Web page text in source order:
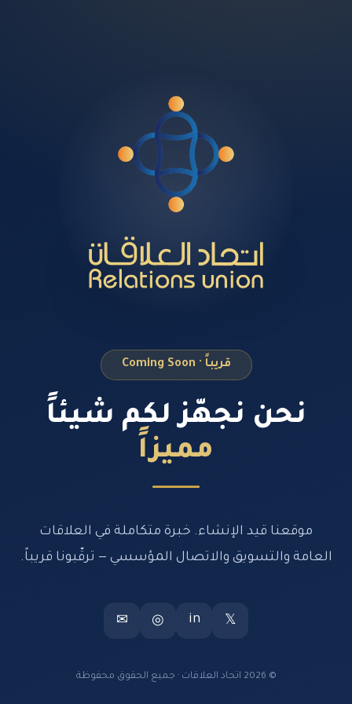
قريباً · Coming Soon
نحن نجهّز لكم شيئاً
مميزاً
موقعنا قيد الإنشاء. خبرة متكاملة في العلاقات
العامة والتسويق والاتصال المؤسسي — ترقّبونا قريباً.
𝕏
in
◎
✉
© 2026 اتحاد العلاقات · جميع الحقوق محفوظة